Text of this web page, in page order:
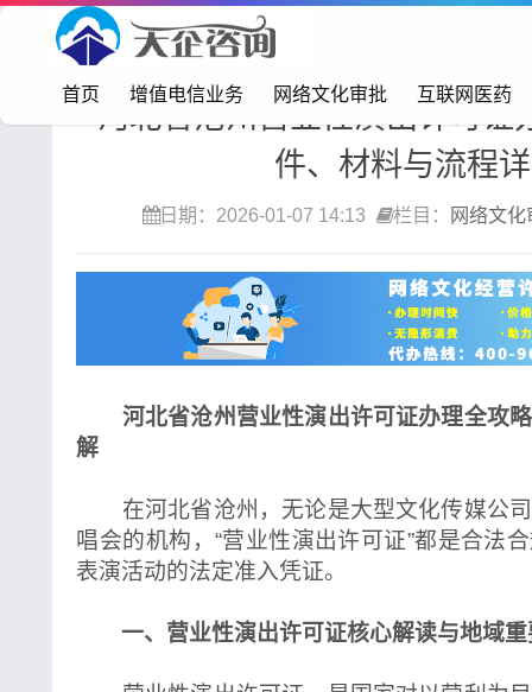
首页 增值电信业务 网络文化审批 互联网医药
首页> 网络文化审批
河北省沧州营业性演出许可证
件、材料与流程
日期：2026-01-07 14:13 栏目： 网络文化
河北省沧州营业性演出许可证办理全攻
解
在河北省沧州，无论是大型文化传媒公司
唱会的机构，“营业性演出许可证”都是合法
表演活动的法定准入凭证。
一、营业性演出许可证核心解读与地域重